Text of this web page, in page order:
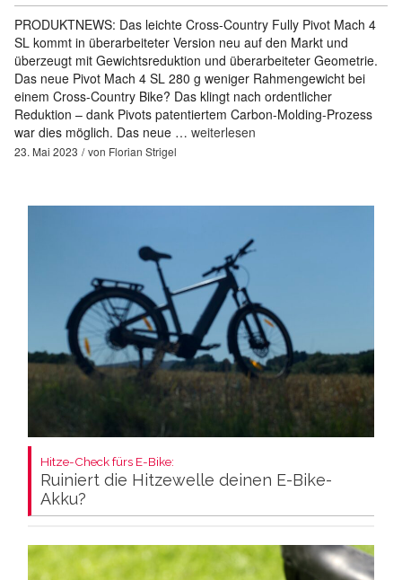
PRODUKTNEWS: Das leichte Cross-Country Fully Pivot Mach 4
SL kommt in überarbeiteter Version neu auf den Markt und
überzeugt mit Gewichtsreduktion und überarbeiteter Geometrie.
Das neue Pivot Mach 4 SL 280 g weniger Rahmengewicht bei
einem Cross-Country Bike? Das klingt nach ordentlicher
Reduktion – dank Pivots patentiertem Carbon-Molding-Prozess
war dies möglich. Das neue … weiterlesen
23. Mai 2023 von Florian Strigel
Hitze-Check fürs E-Bike:
Ruiniert die Hitzewelle deinen E-Bike-
Akku?